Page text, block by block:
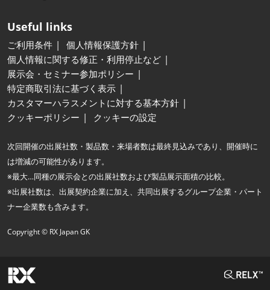
Useful links
ご利用条件
個人情報保護方針
個人情報に関する修正・利用停止など
展示会・セミナー参加ポリシー
特定商取引法に基づく表示
カスタマーハラスメントに対する基本方針
クッキーポリシー
クッキーの設定
次回開催の出展社数・製品数・来場者数は最終見込みであり、開催時に
は増減の可能性があります。
※最大…同種の展示会との出展社数および製品展示面積の比較。
※出展社数は、出展契約企業に加え、共同出展するグループ企業・パート
ナー企業数も含みます。
Copyright © RX Japan GK